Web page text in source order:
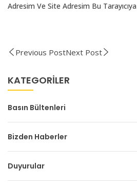
Adresim Ve Site Adresim Bu
Previous PostNext Post
KATEGORILER
Basın Bültenleri
Bizden Haberler
Duyurular